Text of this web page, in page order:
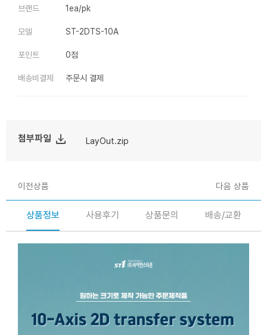
브랜드 1ea/pk
모델 ST-2DTS-10A
포인트 0점
배송비결제 주문시 결제
첨부파일 file_download LayOut.zip
이전상품 다음 상품
상품정보 사용후기 상품문의 배송/교환